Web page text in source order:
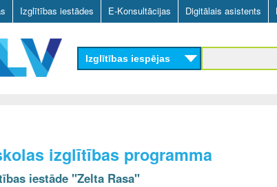
Skip
to
main
content
Izglītības iestādes E-Konsultācijas Digitālais asistents
Izglītības iespējas
izglītības programma
iestāde "Zelta Rasa"